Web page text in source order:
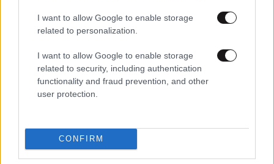
I want to allow Google to enable storage
related to personalization.
I want to allow Google to enable storage
related to security, including authentication
functionality and fraud prevention, and other
user protection.
CONFIRM
Μπαράζ ιρανικών επιθέσεων στο Κουβέιτ:
Λουκέτο σε ιδιωτικό σχολείο για λόγους
Συμφωνία
και μάθετε πρώτοι όλες τις ειδήσεις